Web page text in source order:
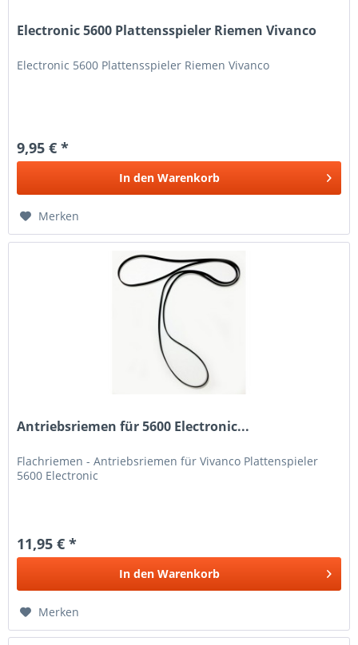
Electronic 5600 Plattensspieler Riemen Vivanco
Electronic 5600 Plattensspieler Riemen Vivanco
9,95 € *
In den Warenkorb
Merken
Antriebsriemen für 5600 Electronic...
Flachriemen - Antriebsriemen für Vivanco Plattenspieler
5600 Electronic
11,95 € *
In den Warenkorb
Merken